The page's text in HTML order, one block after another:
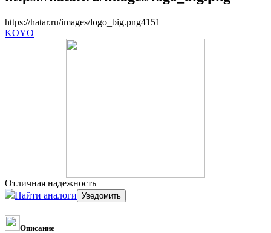
https://hatar.ru/images/logo_big.png41 51
KOYO
Отличная надежность
Найти аналоги
Описание